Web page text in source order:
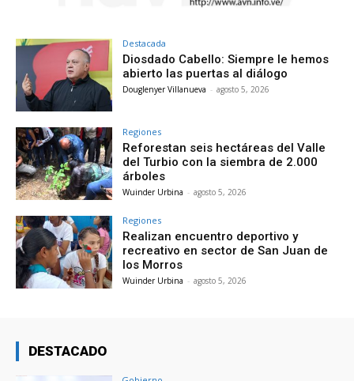
Destacada
Diosdado Cabello: Siempre le hemos
abierto las puertas al diálogo
Douglenyer Villanueva - agosto 5, 2026
Regiones
Reforestan seis hectáreas del Valle
del Turbio con la siembra de 2.000
árboles
Wuinder Urbina - agosto 5, 2026
Regiones
Realizan encuentro deportivo y
recreativo en sector de San Juan de
los Morros
Wuinder Urbina - agosto 5, 2026
DESTACADO